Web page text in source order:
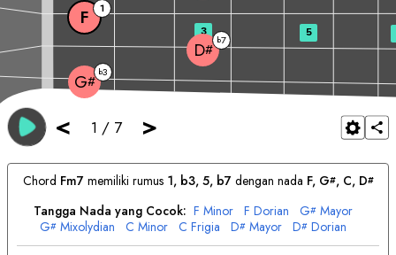
< 1 / 7 >
G#
b3
D#
b7
F 1
3 5
Chord Fm7memiliki rumus 1, b3, 5, b7dengan nada F, G#, C, D#
Tangga Nada yang Cocok: F Minor F Dorian G# Mayor
G# Mixolydian C Minor C Frigia D# Mayor D# Dorian